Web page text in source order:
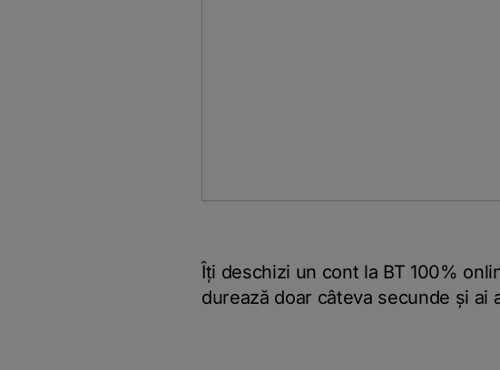
Îți deschizi un cont la BT 100%
durează doar câteva secunde și ai